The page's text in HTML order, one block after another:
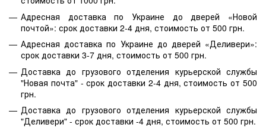
Адресная доставка по Украине до дверей «Новой
почтой»: срок доставки 2-4 дня, стоимость от 500 грн.
Адресная доставка по Украине до дверей «Деливери»:
срок доставки 3-7 дня, стоимость от 500 грн.
Доставка до грузового отделения курьерской службы
"Новая почта" - срок доставки 2-4 дня, стоимость от 500
грн.
Доставка до грузового отделения курьерской службы
"Деливери" - срок доставки -4 дня, стоимость от 500 грн.